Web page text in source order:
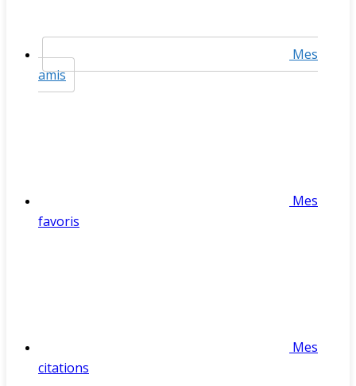
Mes
amis
Mes
favoris
Mes
citations